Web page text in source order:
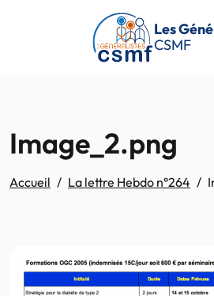
Passer au contenu principal
Les
CSMF
Image_2.png
Accueil La lettre Hebdo n°264